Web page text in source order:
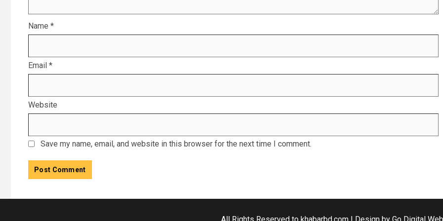
Name *
Email *
Website
Save my name, email, and website in this browser for the next time I comment.